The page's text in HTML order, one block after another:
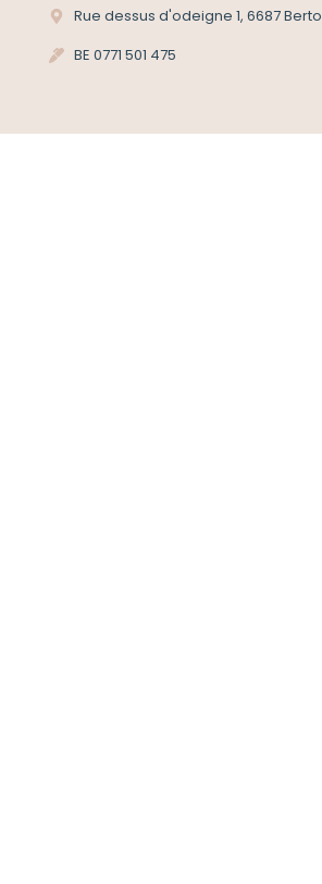
Rue dessus d'odeigne 1, 6687
BE 0771 501 475